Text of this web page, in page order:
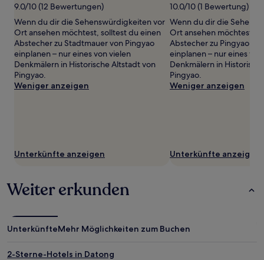
2 Erwachsenen
gefunden
wurde.
Preise
und
Verfügbarkeiten
können
sich
9.0/10 (12 Bewertungen)
Wenn du dir die Sehenswürdigkeiten vor
Ort ansehen möchtest, solltest du einen
Abstecher zu Stadtmauer von Pingyao
einplanen – nur eines von vielen
Denkmälern in Historische Altstadt von
Pingyao.
Weniger anzeigen
Unterkünfte anzeigen
10.0/10 (1 Bewertung)
Wenn du dir die
Ort ansehen möchtest,
Abstecher zu Pingyao
einplanen – nur eines
Denkmälern in
Pingyao.
Weniger anzeigen
Unterkünfte anzeigen
Weiter erkunden
UnterkünfteMehr Möglichkeiten zum Buchen
2-Sterne-Hotels in Datong